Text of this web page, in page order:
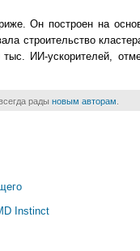
Он построен на
строительство
ИИ-ускорителей,
рады новым авторам
Instinct